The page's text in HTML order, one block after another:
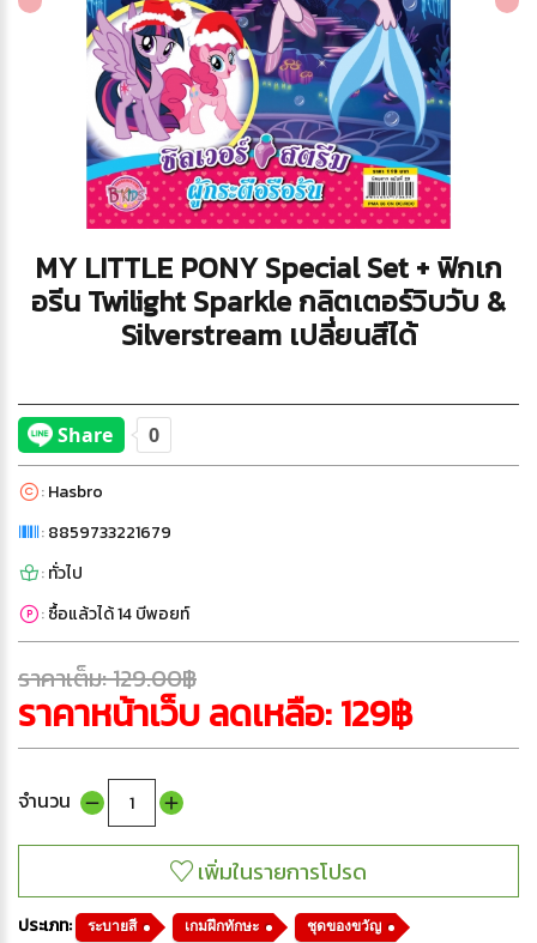
MY LITTLE PONY Special Set + ฟิกเก
อรีน Twilight Sparkle กลิตเตอร์วิบวับ &
Silverstream เปลี่ยนสีได้
:Hasbro
:8859733221679
:ทั่วไป
:ซื้อแล้วได้ 14 บีพอยท์
ราคาเต็ม: 129.00฿
ราคาหน้าเว็บ ลดเหลือ: 129฿
จำนวน
ประเภท: ระบายสี เกมฝึกทักษะ ชุดของขวัญ